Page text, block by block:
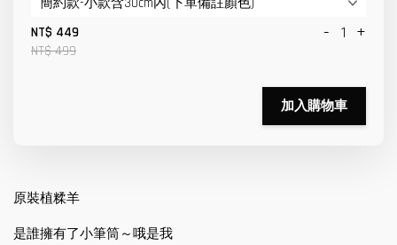
NT$ 449
NT$ 499
- +
加入購物車
原裝植糅羊
是誰擁有了小筆筒～哦是我